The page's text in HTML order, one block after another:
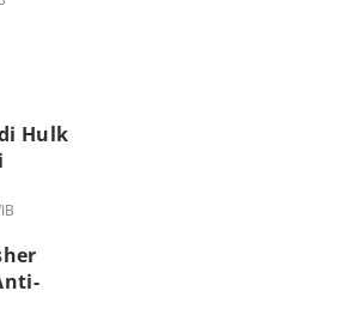
di BND?
2026, 09:30 WIB
Hulk